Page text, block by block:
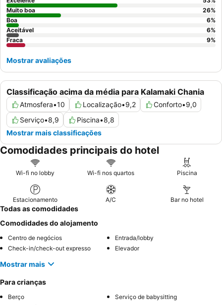
Classificação acima da média para Kalamaki Chania
Atmosfera•10 Localização•9,2 Conforto•9,0
Serviço•8,9 Piscina•8,8
Mostrar mais classificações
Muito boa
26%
Boa
6%
Aceitável
6%
Fraca
9%
Mostrar avaliações
Comodidades principais do hotel
Wi-fi no lobby Wi-fi nos quartos Piscina
Estacionamento A/C Bar no hotel
Todas as comodidades
Comodidades do alojamento
Centro de negócios
Entrada/lobby
Check-in/check-out expresso
Elevador
Mostrar mais
Para crianças
Berço
Serviço de babysitting